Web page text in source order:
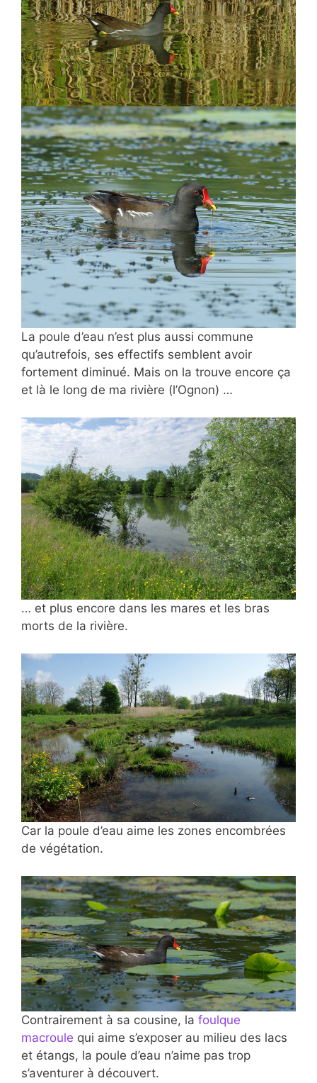
La poule d’eau n’est plus aussi commune
qu’autrefois, ses effectifs semblent avoir
fortement diminué. Mais on la trouve encore ça
et là le long de ma rivière (l’Ognon) …
… et plus encore dans les mares et les bras
morts de la rivière.
Car la poule d’eau aime les zones encombrées
de végétation.
Contrairement à sa cousine, la foulque
macroule qui aime s’exposer au milieu des lacs
et étangs, la poule d’eau n’aime pas trop
s’aventurer à découvert.